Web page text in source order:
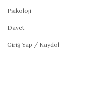
Psikoloji
Davet
Giriş Yap / Kaydol